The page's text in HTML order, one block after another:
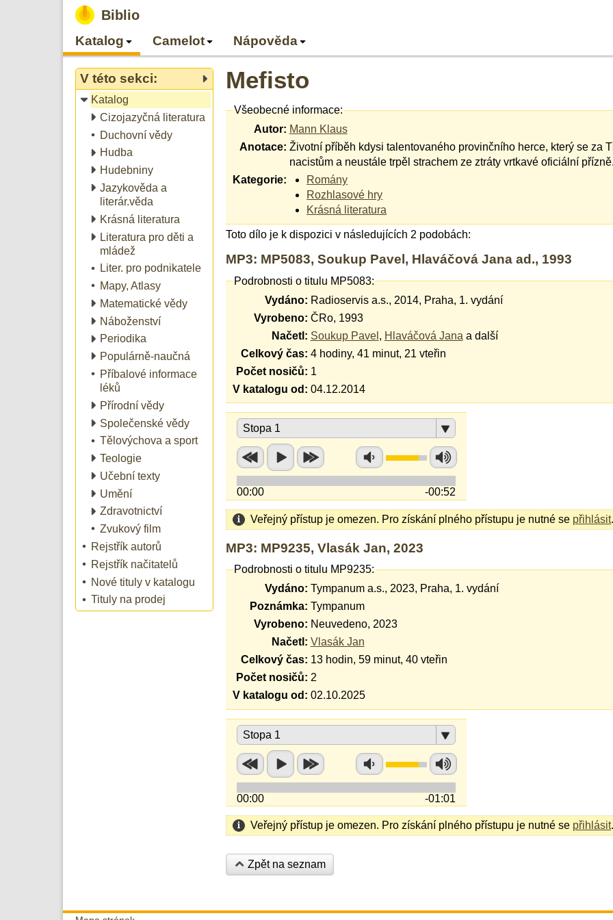
Biblio
Katalog Camelot Nápověda
V této sekci:
Katalog
Cizojazyčná literatura
Duchovní vědy
Hudba
Hudebniny
Jazykověda a
literár.věda
Krásná literatura
Literatura pro děti a
mládež
Liter. pro podnikatele
Mapy, Atlasy
Matematické vědy
Náboženství
Periodika
Populárně-naučná
Příbalové informace
léků
Přírodní vědy
Společenské vědy
Tělovýchova a sport
Teologie
Učební texty
Umění
Zdravotnictví
Zvukový film
Rejstřík autorů
Rejstřík načitatelů
Nové tituly v katalogu
Tituly na prodej
Mefisto
Všeobecné informace:
Autor: Mann Klaus
Anotace: Životní příběh kdysi talentovaného provinčního herce, který se za
nacistům a neustále trpěl strachem ze ztráty vrtkavé oficiální přízně.
Kategorie:
Romány
Rozhlasové hry
Krásná literatura
Toto dílo je k dispozici v následujících 2 podobách:
MP3: MP5083, Soukup Pavel, Hlaváčová Jana ad., 1993
Podrobnosti o titulu MP5083:
Vydáno: Radioservis a.s., 2014, Praha, 1. vydání
Vyrobeno: ČRo, 1993
Načetl: Soukup Pavel , Hlaváčová Jana a další
Celkový čas: 4 hodiny, 41 minut, 21 vteřin
Počet nosičů: 1
V katalogu od: 04.12.2014
Stopa 1
00:00 -00:52
Veřejný přístup je omezen. Pro získání plného přístupu je nutné se přihlásit.
MP3: MP9235, Vlasák Jan, 2023
Podrobnosti o titulu MP9235:
Vydáno: Tympanum a.s., 2023, Praha, 1. vydání
Poznámka: Tympanum
Vyrobeno: Neuvedeno, 2023
Načetl: Vlasák Jan
Celkový čas: 13 hodin, 59 minut, 40 vteřin
Počet nosičů: 2
V katalogu od: 02.10.2025
Stopa 1
00:00 -01:01
Veřejný přístup je omezen. Pro získání plného přístupu je nutné se přihlásit.
Zpět na seznam